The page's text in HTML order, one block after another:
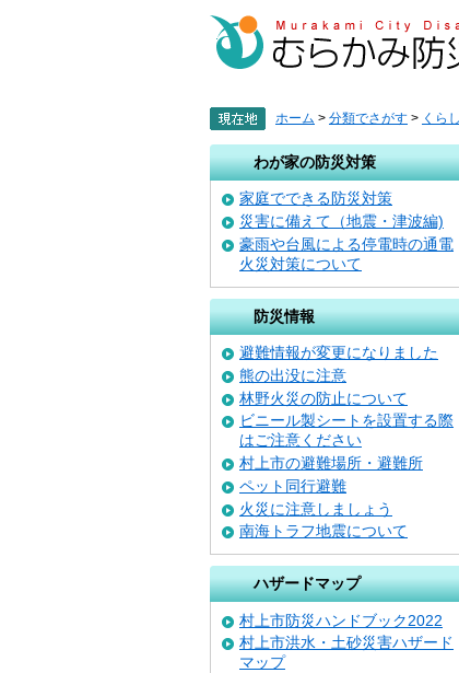
ホーム > 分類でさがす > くら
わが家の防災対策
家庭でできる防災対策
災害に備えて（地震・津波編)
豪雨や台風による停電時の通電
火災対策について
防災情報
避難情報が変更になりました
熊の出没に注意
林野火災の防止について
ビニール製シートを設置する際
はご注意ください
村上市の避難場所・避難所
ペット同行避難
火災に注意しましょう
南海トラフ地震について
ハザードマップ
村上市防災ハンドブック2022
村上市洪水・土砂災害ハザード
マップ